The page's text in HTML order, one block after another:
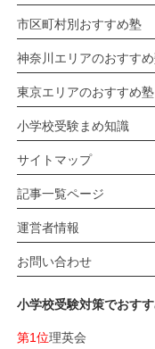
市区町村別おすすめ塾
神奈川エリアのおすす
東京エリアのおすすめ塾
小学校受験まめ知識
サイトマップ
記事一覧ページ
運営者情報
お問い合わせ
小学校受験対策でおす
第1位理英会